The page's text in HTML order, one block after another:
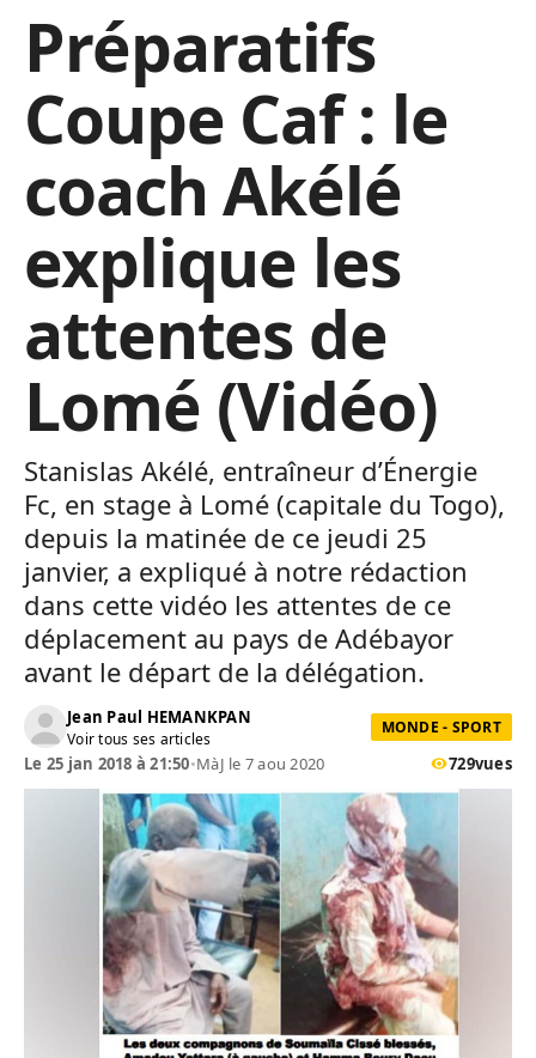
Préparatifs
Coupe Caf : le
coach Akélé
explique les
attentes de
Lomé (Vidéo)
Stanislas Akélé, entraîneur d’Énergie
Fc, en stage à Lomé (capitale du Togo),
depuis la matinée de ce jeudi 25
janvier, a expliqué à notre rédaction
dans cette vidéo les attentes de ce
déplacement au pays de Adébayor
avant le départ de la délégation.
Jean Paul HEMANKPAN
Voir tous ses articles
MONDE - SPORT
Le 25 jan 2018 à 21:50•MàJ le 7 aou 2020 729vues